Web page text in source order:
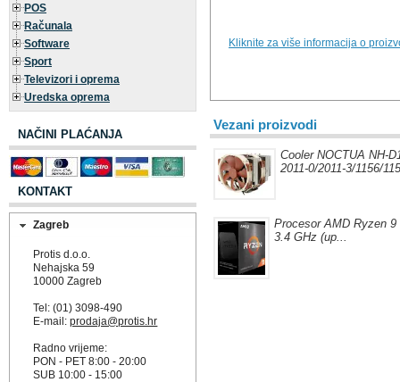
POS
Računala
Software
Sport
Televizori i oprema
Uredska oprema
NAČINI PLAĆANJA
KONTAKT
Zagreb
Protis d.o.o.
Nehajska 59
10000 Zagreb
Tel: (01) 3098-490
E-mail:prodaja@protis.hr
Radno vrijeme:
PON - PET 8:00 - 20:00
SUB 10:00 - 15:00
Kliknite za više informacija o
Vezani proizvodi
Cooler NOCTUA NH-
2011-0/2011-3/1156/
Procesor AMD Ryzen 9
3.4 GHz (up...